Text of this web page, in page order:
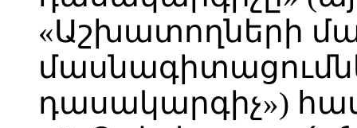
«Աշխատողների
դասակարգիչ»)